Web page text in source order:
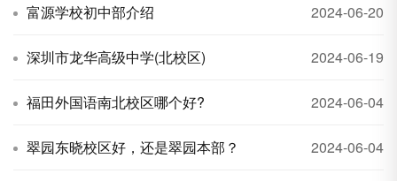
富源学校初中部介绍 2024-06-20
深圳市龙华高级中学(北校区) 2024-06-19
福田外国语南北校区哪个好? 2024-06-04
翠园东晓校区好，还是翠园本部？ 2024-06-04